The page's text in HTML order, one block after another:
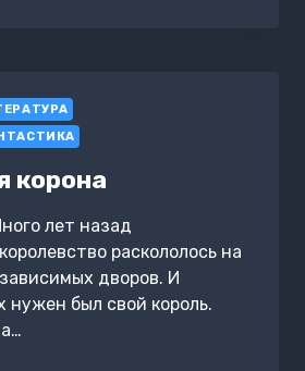
корона
лет назад
раскололось на
дворов. И
нужен был свой король.